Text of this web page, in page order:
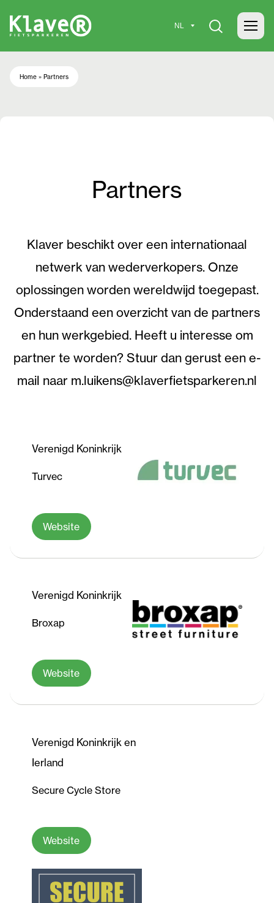
Home » Partners
Partners
Klaver beschikt over een internationaal
netwerk van wederverkopers. Onze
oplossingen worden wereldwijd toegepast.
Onderstaand een overzicht van de partners
en hun werkgebied. Heeft u interesse om
partner te worden? Stuur dan gerust een e-
mail naar m.luikens@klaverfietsparkeren.nl
Verenigd Koninkrijk
Turvec
Website
Verenigd Koninkrijk
Broxap
Website
Verenigd Koninkrijk en
Ierland
Secure Cycle Store
Website